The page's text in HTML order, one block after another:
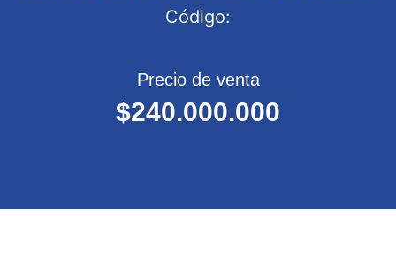
Código:
Precio de venta
$240.000.000